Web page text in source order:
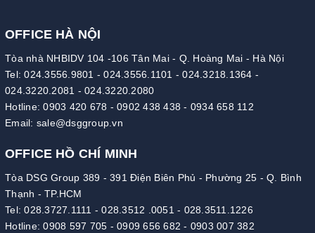
OFFICE HÀ NỘI
Tòa nhà NHBIDV 104 -106 Tân Mai - Q. Hoàng Mai - Hà Nội
Tel:024.3556.9801 -024.3556.1101 -024.3218.1364 -
024.3220.2081 - 024.3220.2080
Hotline:0903 420 678 - 0902 438 438 - 0934 658 112
Email: sale@dsggroup.vn
OFFICE HỒ CHÍ MINH
Tòa DSG Group 389 - 391 Điện Biên Phủ - Phường 25 - Q. Bình
Thạnh - TP.HCM
Tel:028.3727.1111 -028.3512 .0051 - 028.3511.1226
Hotline:0908 597 705 - 0909 656 682 - 0903 007 382